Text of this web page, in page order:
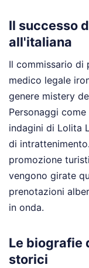
Il successo
all'italiana
Il commissario di
medico legale
genere mistery
Personaggi
indagini di Lolita
di
promozione
vengono girate
prenotazioni
in onda.
Le biografie
storici